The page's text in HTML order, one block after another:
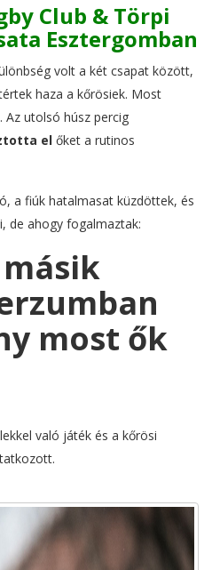
Club & Törpi
Esztergomban
volt a két csapat között,
haza a kőrösiek. Most
utolsó húsz percig
el őket a rutinos
a fiúk hatalmasat küzdöttek, és
de ahogy fogalmaztak:
másik
most ők
való játék és a kőrösi